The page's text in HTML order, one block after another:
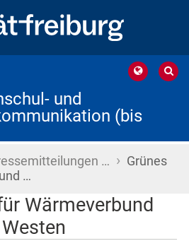
und
(bis
… › Grünes
…
Wärmeverbund